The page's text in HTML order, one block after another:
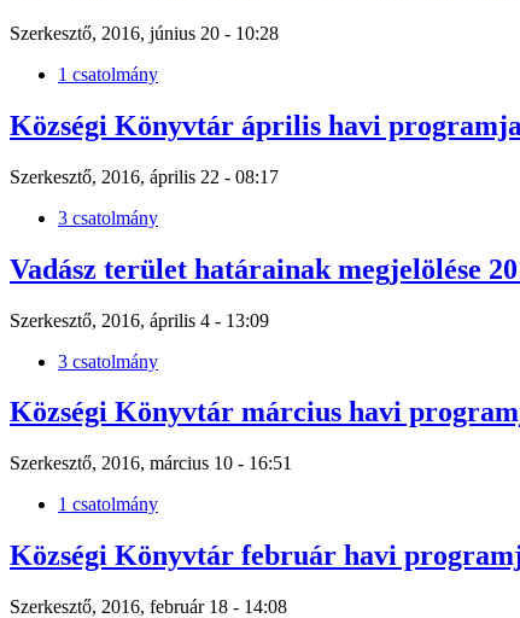
Szerkesztő, 2016, június 20 - 10:28
1 csatolmány
Községi Könyvtár április havi programja
Szerkesztő, 2016, április 22 - 08:17
3 csatolmány
Vadász terület határainak megjelölése
Szerkesztő, 2016, április 4 - 13:09
3 csatolmány
Községi Könyvtár március havi
Szerkesztő, 2016, március 10 - 16:51
1 csatolmány
Községi Könyvtár február havi
Szerkesztő, 2016, február 18 - 14:08